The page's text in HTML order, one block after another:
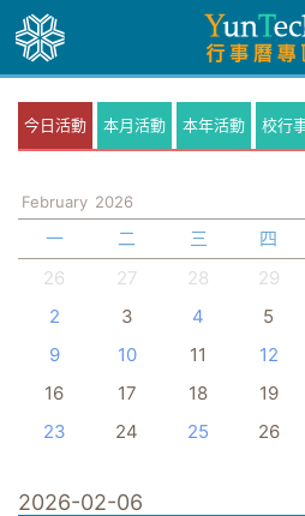
今日活動 本月活動 本年活動 校行
February 2026
一 二 三 四
26
27 28 29
2
3 4 5
9
10 11 12
16
17 18 19
23
24 25 26
2026-02-06